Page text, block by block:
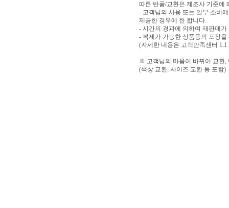
따른 반품/교환은 제조사 기준에
- 고객님의 사용 또는 일부 소비
제공한 경우에 한 합니다.
- 시간의 경과에 의하여 재판매
- 복제가 가능한 상품등의 포장을
(자세한 내용은 고객만족센터
※ 고객님의 마음이 바뀌어 교환,
(색상 교환, 사이즈 교환 등 포함)